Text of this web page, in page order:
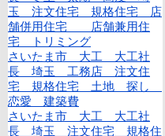
玉 注文住宅 規格住宅 店
舗併用住宅 店舗兼用住
宅 トリミング
さいたま市 大工 大工社
長 埼玉 工務店 注文住
宅 規格住宅 土地 探し
恋愛 建築費
さいたま市 大工 大工社
長 埼玉 注文住宅 規格住